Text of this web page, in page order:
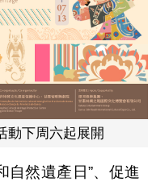
動下周六起展開
自然遺產日”、促進